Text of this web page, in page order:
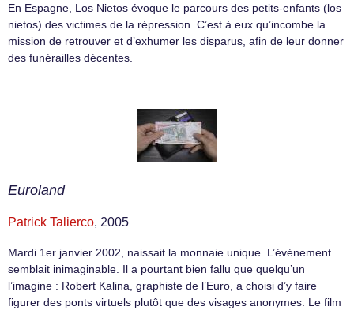
En Espagne, Los Nietos évoque le parcours des petits-enfants (los
nietos) des victimes de la répression. C’est à eux qu’incombe la
mission de retrouver et d’exhumer les disparus, afin de leur donner
des funérailles décentes.
Euroland
Patrick Talierco, 2005
Mardi 1er janvier 2002, naissait la monnaie unique. L’événement
semblait inimaginable. Il a pourtant bien fallu que quelqu’un
l’imagine : Robert Kalina, graphiste de l’Euro, a choisi d’y faire
figurer des ponts virtuels plutôt que des visages anonymes. Le film